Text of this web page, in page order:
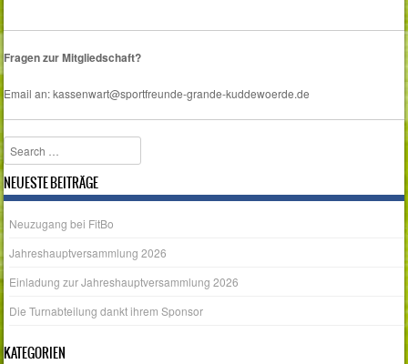
Fragen zur Mitgliedschaft?
Email an: kassenwart@sportfreunde-grande-kuddewoerde.de
Search
NEUESTE BEITRÄGE
Neuzugang bei FitBo
Jahreshauptversammlung 2026
Einladung zur Jahreshauptversammlung 2026
Die Turnabteilung dankt ihrem Sponsor
KATEGORIEN